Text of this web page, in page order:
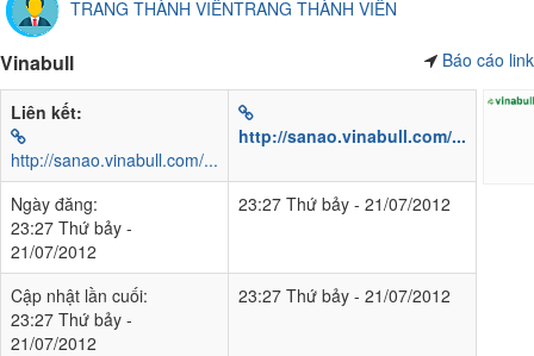
TRANG THÀNH VIÊNTRANG THÀNH VIÊN
Báo cáo link
Vinabull
Liên kết:
http://sanao.vinabull.com/...
http://sanao.vinabull.com/...
Ngày đăng:
23:27 Thứ bảy -
21/07/2012
23:27 Thứ bảy - 21/07/2012
Cập nhật lần cuối:
23:27 Thứ bảy -
21/07/2012
23:27 Thứ bảy - 21/07/2012